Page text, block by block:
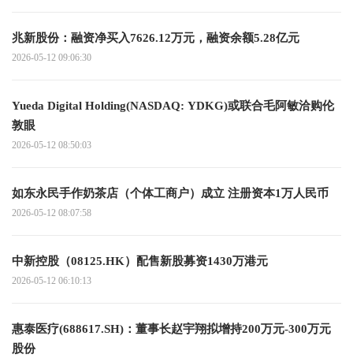
兆新股份：融资净买入7626.12万元，融资余额5.28亿元
2026-05-12 09:06:30
Yueda Digital Holding(NASDAQ: YDKG)或联合毛阿敏洽购伦
敦眼
2026-05-12 08:50:03
如东永民手作奶茶店（个体工商户）成立 注册资本1万人民币
2026-05-12 08:07:58
中新控股（08125.HK）配售新股募资1430万港元
2026-05-12 06:10:13
惠泰医疗(688617.SH)：董事长赵宇翔拟增持200万元-300万元
股份